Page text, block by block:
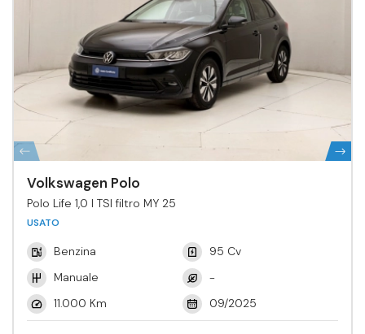
Volkswagen Polo
Polo Life 1,0 l TSI filtro MY 25
USATO
Benzina
95 Cv
Manuale
-
11.000 Km
09/2025